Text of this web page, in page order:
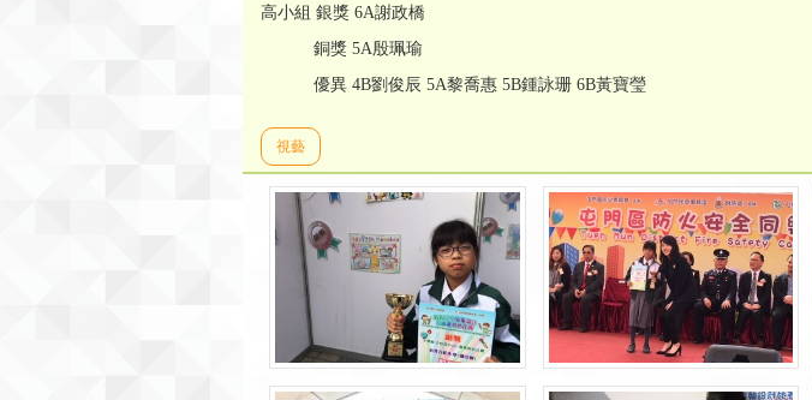
高小組 銀獎 6A謝政橋
銅獎 5A殷珮瑜
優異 4B劉俊辰 5A黎喬惠 5B鍾詠珊 6B黃寶瑩
視藝